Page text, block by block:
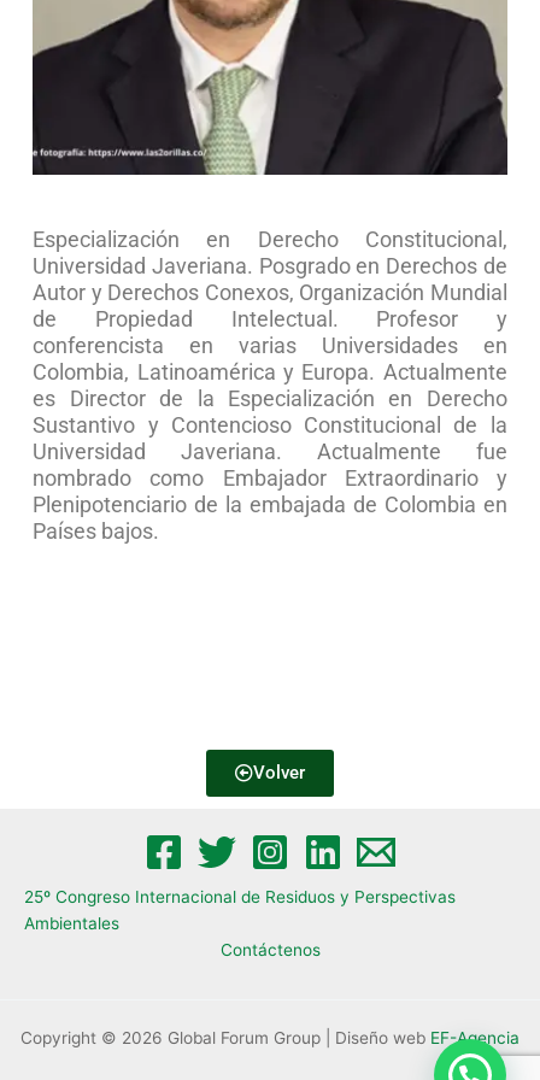
Filosofía del Derecho de la misma Universidad.
Master en Acción Política y Participación
Ciudadana en el Estado de Derecho del Ilustre
Colegio de Abogados de Madrid, la Universidad
Rey Juan Carlos I y la Universidad Francisco de
Vitoria (España).
Especialización en Derecho Constitucional,
Universidad Javeriana. Posgrado en Derechos de
Autor y Derechos Conexos, Organización Mundial
de Propiedad Intelectual. Profesor y
conferencista en varias Universidades en
Colombia, Latinoamérica y Europa. Actualmente
es Director de la Especialización en Derecho
Sustantivo y Contencioso Constitucional de la
Universidad Javeriana. Actualmente fue
nombrado como Embajador Extraordinario y
Plenipotenciario de la embajada de Colombia en
Países bajos.
Volver
25º Congreso Internacional de Residuos y Perspectivas
Ambientales​
Contáctenos
Copyright © 2026 Global Forum Group | Diseño web EF-Agencia